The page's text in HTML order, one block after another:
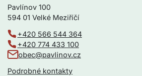
+420 566 544 364
obec@pavlinov.cz
Pavlínov 100
594 01 Velké Meziříčí
Podrobné kontakty
+420 774 433 100